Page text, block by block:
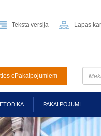
Teksta versija Lapas
ePakalpojumiem
PAKALPOJUMI